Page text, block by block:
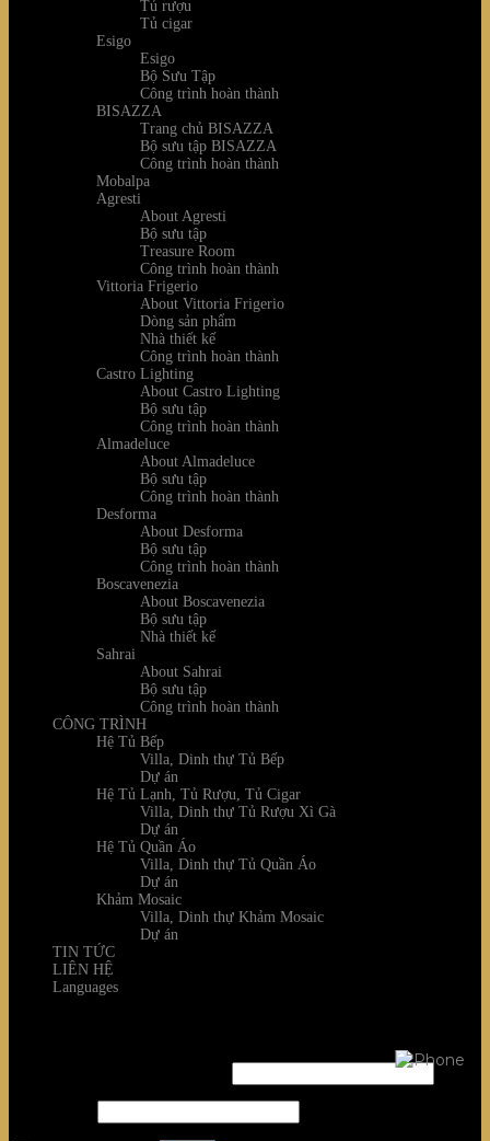
Tủ rượu
Tủ cigar
Esigo
Esigo
Bộ Sưu Tập
Công trình hoàn thành
BISAZZA
Trang chủ BISAZZA
Bộ sưu tập BISAZZA
Công trình hoàn thành
Mobalpa
Agresti
About Agresti
Bộ sưu tập
Treasure Room
Công trình hoàn thành
Vittoria Frigerio
About Vittoria Frigerio
Dòng sản phẩm
Nhà thiết kế
Công trình hoàn thành
Castro Lighting
About Castro Lighting
Bộ sưu tập
Công trình hoàn thành
Almadeluce
About Almadeluce
Bộ sưu tập
Công trình hoàn thành
Desforma
About Desforma
Bộ sưu tập
Công trình hoàn thành
Boscavenezia
About Boscavenezia
Bộ sưu tập
Nhà thiết kế
Sahrai
About Sahrai
Bộ sưu tập
Công trình hoàn thành
CÔNG TRÌNH
Hệ Tủ Bếp
Villa, Dinh thự Tủ Bếp
Dự án
Hệ Tủ Lạnh, Tủ Rượu, Tủ Cigar
Villa, Dinh thự Tủ Rượu Xì Gà
Dự án
Hệ Tủ Quần Áo
Villa, Dinh thự Tủ Quần Áo
Dự án
Khảm Mosaic
Villa, Dinh thự Khảm Mosaic
Dự án
TIN TỨC
LIÊN HỆ
Languages